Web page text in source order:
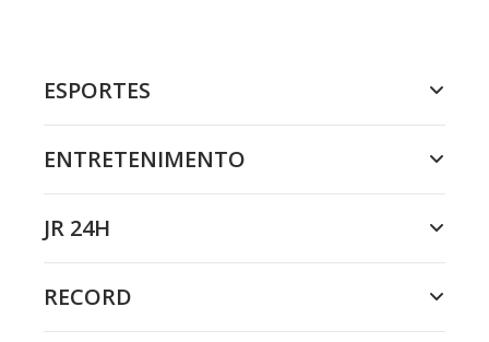
ESPORTES
ENTRETENIMENTO
JR 24H
RECORD